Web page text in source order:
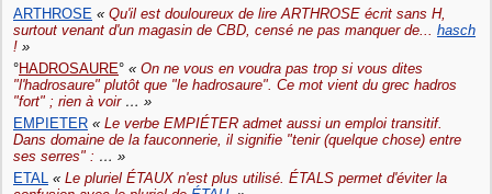
ARTHROSE « Qu'il est douloureux de lire ARTHROSE écrit sans H,
surtout venant d'un magasin de CBD, censé ne pas manquer de... hasch
! »
HADROSAURE
« On ne vous en voudra pas trop si vous dites
"l'hadrosaure" plutôt que "le hadrosaure". Ce mot vient du grec hadros
"fort" ; rien à voir… »
EMPIETER « Le verbe EMPIÉTER admet aussi un emploi transitif.
Dans domaine de la fauconnerie, il signifie "tenir (quelque chose) entre
ses serres" : … »
ETAL
« Le pluriel ÉTAUX n'est plus utilisé. ÉTALS permet d'éviter la